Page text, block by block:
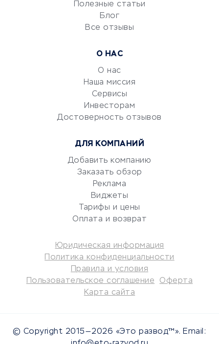
УСЛУГИ ДЛЯ БИЗНЕСА
документооборот
Консалтинговые компании
Аудиторские компании
Бухгалтерия онлайн
КРЕДИТЫ И ЗАЙМЫ
Потребительские кредиты
Кредитные карты
Дебетовые карты
Подбор кредита
Полезные статьи
Блог
Все отзывы
О НАС
О нас
Наша миссия
Сервисы
Инвесторам
Достоверность отзывов
ДЛЯ КОМПАНИЙ
Добавить компанию
Заказать обзор
Реклама
Виджеты
Тарифы и цены
Оплата и возврат
Юридическая информация
Политика конфиденциальности
Правила и условия
Пользовательское соглашение
Оферта
Карта сайта
© Copyright 2015—2026 «Это развод™». Email: